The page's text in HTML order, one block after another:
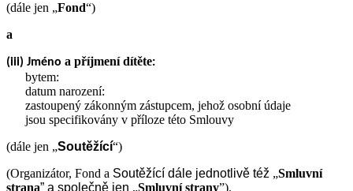
(dále jen „Fond“)
a
(iii) Jméno a příjmení dítěte:
bytem:
datum narození:
zastoupený zákonným zástupcem, jehož osobní údaje
jsou specifikovány v příloze této Smlouvy
(dále jen „Soutěžící“)
(Organizátor, Fond a Soutěžící dále jednotlivě též „Smluvní
strana” a společně jen „Smluvní strany”).